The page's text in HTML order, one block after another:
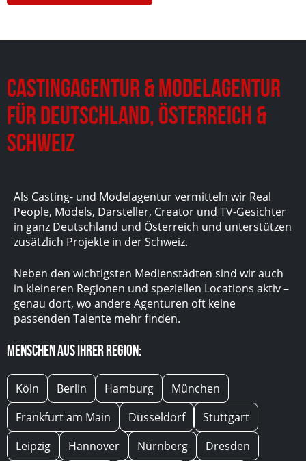
Castingagentur & Modelagentur
für Deutschland, Österreich &
Schweiz
Als Casting- und Modelagentur vermitteln wir Real
People, Models, Darsteller, Creator und TV-Gesichter
in ganz Deutschland und Österreich und unterstützen
zusätzlich Projekte in der Schweiz.
Neben den wichtigsten Medienstädten sind wir auch
in kleineren Regionen und speziellen Locations aktiv –
genau dort, wo andere Agenturen oft keine
passenden Talente mehr finden.
Menschen aus Ihrer Region:
Köln Berlin Hamburg
München
Frankfurt am Main
Düsseldorf
Stuttgart
Leipzig
Hannover Nürnberg
Dresden